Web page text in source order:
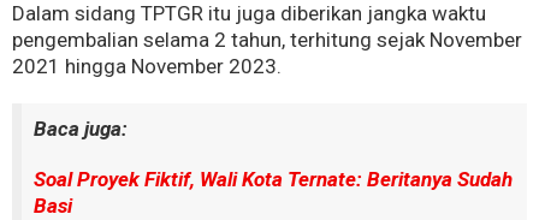
Dalam sidang TPTGR itu juga diberikan jangka waktu
pengembalian selama 2 tahun, terhitung sejak November
2021 hingga November 2023.
Baca juga:
Soal Proyek Fiktif, Wali Kota Ternate: Beritanya Sudah
Basi